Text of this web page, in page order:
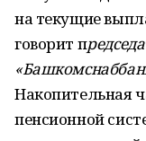
на текущие
говорит п
Накопительная
пенсионной